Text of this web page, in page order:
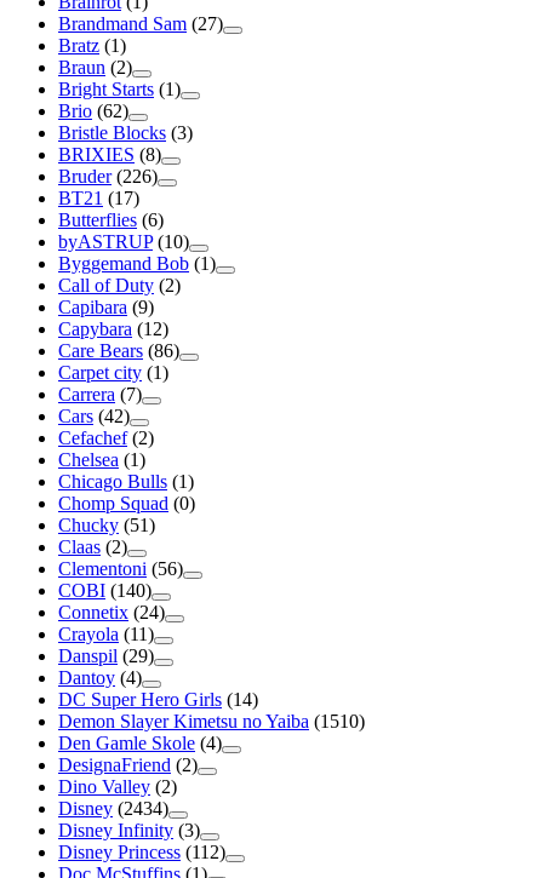
Brandmand Sam (27)
Bratz (1)
Braun (2)
Bright Starts (1)
Brio (62)
Bristle Blocks (3)
BRIXIES (8)
Bruder (226)
BT21 (17)
Butterflies (6)
byASTRUP (10)
Byggemand Bob (1)
Call of Duty (2)
Capibara (9)
Capybara (12)
Care Bears (86)
Carpet city (1)
Carrera (7)
Cars (42)
Cefachef (2)
Chelsea (1)
Chicago Bulls (1)
Chomp Squad (0)
Chucky (51)
Claas (2)
Clementoni (56)
COBI (140)
Connetix (24)
Crayola (11)
Danspil (29)
Dantoy (4)
DC Super Hero Girls (14)
Demon Slayer Kimetsu no Yaiba (1510)
Den Gamle Skole (4)
DesignaFriend (2)
Dino Valley (2)
Disney (2434)
Disney Infinity (3)
Disney Princess (112)
Doc McStuffins (1)